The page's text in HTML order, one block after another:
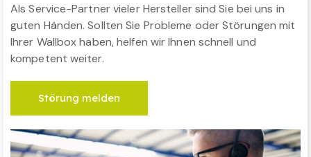
Als Service-Partner vieler Hersteller sind Sie bei uns in
guten Händen. Sollten Sie Probleme oder Störungen mit
Ihrer Wallbox haben, helfen wir Ihnen schnell und
kompetent weiter.
Störung melden